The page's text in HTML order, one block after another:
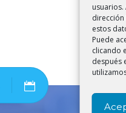
dirección
estos
Puede
clicando
después